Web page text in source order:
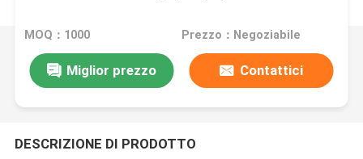
MOQ：1000 Prezzo：Negoziabile
Miglior prezzo Contattici
DESCRIZIONE DI PRODOTTO